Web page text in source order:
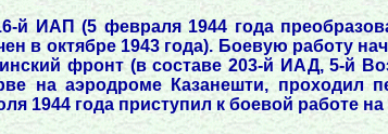
й ИАП (5 февраля 1944 года
в октябре 1943 года). Боевую работу
фронт (в составе 203-й ИАД, 5-й
на аэродроме Казанешти, проходил
1944 года приступил к боевой работе